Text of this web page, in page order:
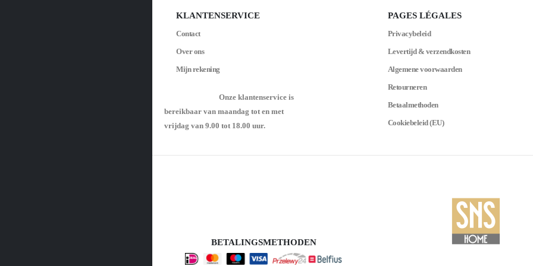
KLANTENSERVICE
Contact
Over ons
Mijn rekening
Onze klantenservice is
bereikbaar van maandag tot en met
vrijdag van 9.00 tot 18.00 uur.
PAGES LÉGALES
Privacybeleid
Levertijd & verzendkosten
Algemene voorwaarden
Retourneren
Betaalmethoden
Cookiebeleid (EU)
BETALINGSMETHODEN